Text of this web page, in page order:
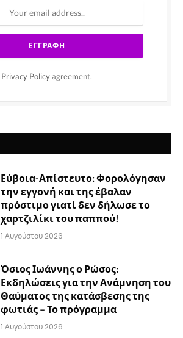
Privacy Policy agreement.
Εύβοια-Απίστευτο: Φορολόγησαν
την εγγονή και της έβαλαν
πρόστιμο γιατί δεν δήλωσε το
χαρτζιλίκι του παππού!
1 Αυγούστου 2026
Όσιος Ιωάννης ο Ρώσος:
Εκδηλώσεις για την Ανάμνηση του
Θαύματος της κατάσβεσης της
φωτιάς – Το πρόγραμμα
1 Αυγούστου 2026